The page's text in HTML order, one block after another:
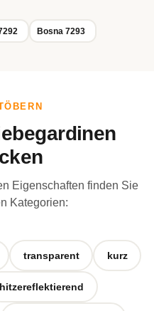
Bosna 7293
Eigenschaften finden Sie
Kategorien:
transparent kurz
hitzereflektierend